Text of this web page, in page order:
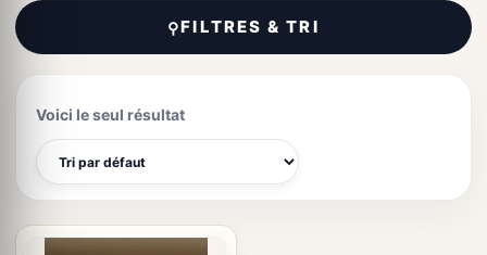
⚲FILTRES & TRI
Voici le seul résultat